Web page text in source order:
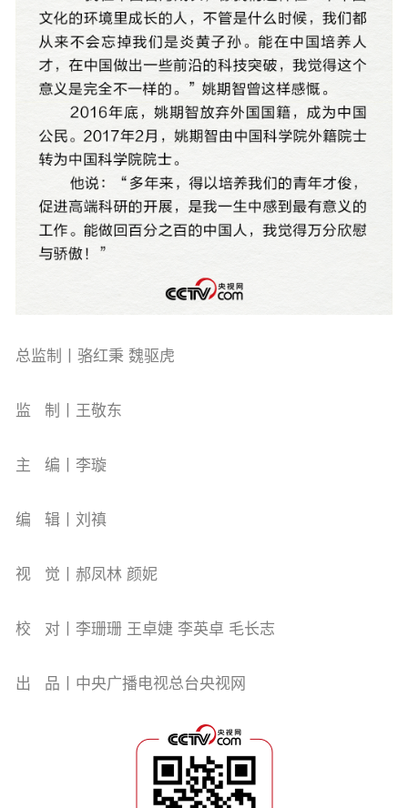
总监制丨骆红秉 魏驱虎
监 制丨王敬东
主 编丨李璇
编 辑丨刘禛
视 觉丨郝凤林 颜妮
校 对丨李珊珊 王卓婕 李英卓 毛长志
出 品丨中央广播电视总台央视网